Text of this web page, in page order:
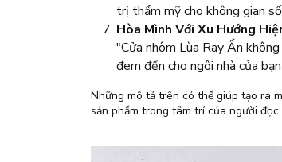
trị thẩm mỹ cho không gian
Hòa Mình Với Xu Hướng
"Cửa nhôm Lùa Ray Ẩn
đem đến cho ngôi nhà của
Những mô tả trên có thể giúp tạo ra
sản phẩm trong tâm trí của người đọc.